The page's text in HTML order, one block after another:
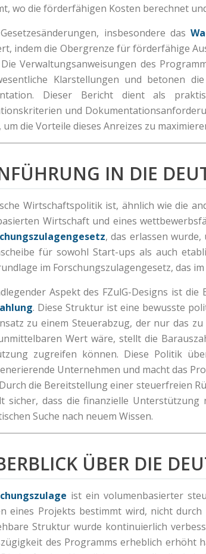
wo die förderfähigen Kosten berechnet
insbesondere das
indem die Obergrenze für förderfähige
Verwaltungsanweisungen des
Klarstellungen und betonen
Dieser Bericht dient als
und
die Vorteile dieses Anreizes zu
IN DIE
Wirtschaftspolitik ist, ähnlich wie die
Wirtschaft und eines
, das erlassen
für sowohl Start-ups als auch
im Forschungszulagengesetz, das
Aspekt des FZulG-Designs ist
. Diese Struktur ist eine bewusste
zu einem Steuerabzug, der nur das
Wert wäre, stellt die
zugreifen können. Diese Politik
Unternehmen und macht das
die Bereitstellung einer steuerfreien
sicher, dass die finanzielle
Suche nach neuem Wissen.
ÜBER DIE
ist ein volumenbasierter
eines Projekts bestimmt wird, nicht
Struktur wurde kontinuierlich
des Programms erheblich erhöht